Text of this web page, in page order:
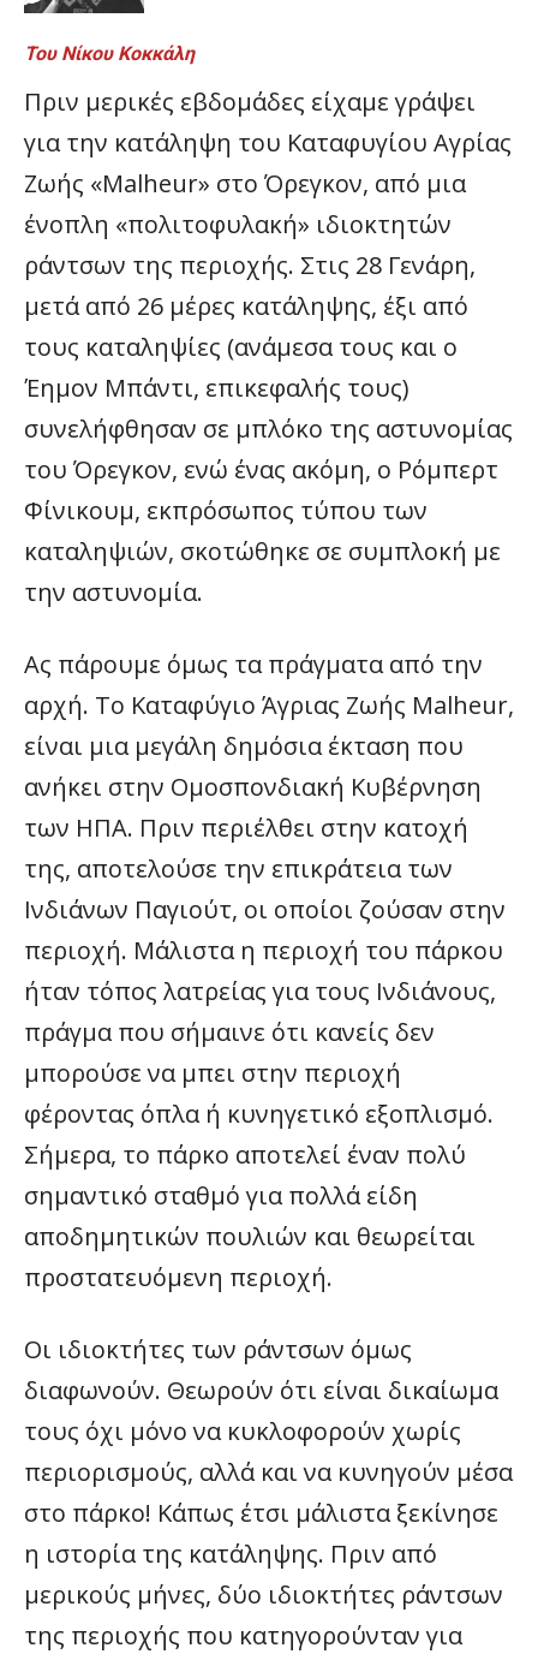
Του Νίκου Κοκκάλη
Πριν μερικές εβδομάδες είχαμε γράψει
για την κατάληψη του Καταφυγίου Αγρίας
Ζωής «Malheur» στο Όρεγκον, από μια
ένοπλη «πολιτοφυλακή» ιδιοκτητών
ράντσων της περιοχής. Στις 28 Γενάρη,
μετά από 26 μέρες κατάληψης, έξι από
τους καταληψίες (ανάμεσα τους και ο
Έημον Μπάντι, επικεφαλής τους)
συνελήφθησαν σε μπλόκο της αστυνομίας
του Όρεγκον, ενώ ένας ακόμη, ο Ρόμπερτ
Φίνικουμ, εκπρόσωπος τύπου των
καταληψιών, σκοτώθηκε σε συμπλοκή με
την αστυνομία.
Ας πάρουμε όμως τα πράγματα από την
αρχή. Το Καταφύγιο Άγριας Ζωής Malheur,
είναι μια μεγάλη δημόσια έκταση που
ανήκει στην Ομοσπονδιακή Κυβέρνηση
των ΗΠΑ. Πριν περιέλθει στην κατοχή
της, αποτελούσε την επικράτεια των
Ινδιάνων Παγιούτ, οι οποίοι ζούσαν στην
περιοχή. Μάλιστα η περιοχή του πάρκου
ήταν τόπος λατρείας για τους Ινδιάνους,
πράγμα που σήμαινε ότι κανείς δεν
μπορούσε να μπει στην περιοχή
φέροντας όπλα ή κυνηγετικό εξοπλισμό.
Σήμερα, το πάρκο αποτελεί έναν πολύ
σημαντικό σταθμό για πολλά είδη
αποδημητικών πουλιών και θεωρείται
προστατευόμενη περιοχή.
Οι ιδιοκτήτες των ράντσων όμως
διαφωνούν. Θεωρούν ότι είναι δικαίωμα
τους όχι μόνο να κυκλοφορούν χωρίς
περιορισμούς, αλλά και να κυνηγούν μέσα
στο πάρκο! Κάπως έτσι μάλιστα ξεκίνησε
η ιστορία της κατάληψης. Πριν από
μερικούς μήνες, δύο ιδιοκτήτες ράντσων
της περιοχής που κατηγορούνταν για